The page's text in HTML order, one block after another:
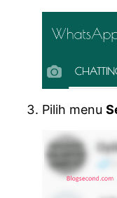
Pilih menu